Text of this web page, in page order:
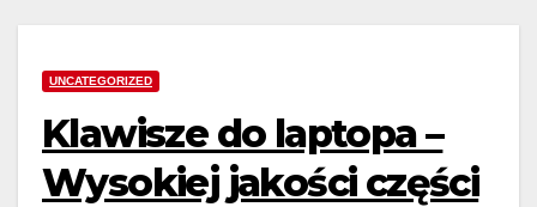
UNCATEGORIZED
Klawisze do laptopa –
Wysokiej jakości części